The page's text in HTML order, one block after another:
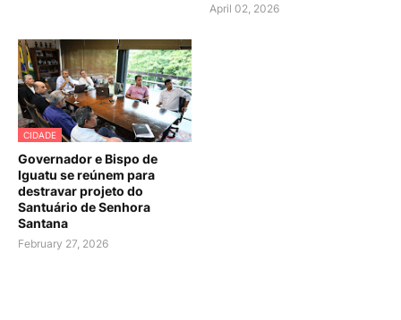
April 02, 2026
CIDADE
Governador e Bispo de
Iguatu se reúnem para
destravar projeto do
Santuário de Senhora
Santana
February 27, 2026